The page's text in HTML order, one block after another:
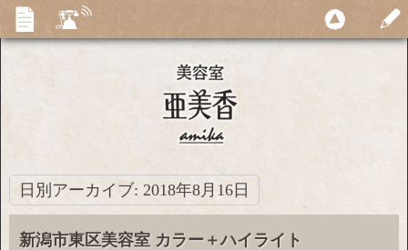
日別アーカイブ: 2018年8月16日
新潟市東区美容室 カラー＋ハイライト